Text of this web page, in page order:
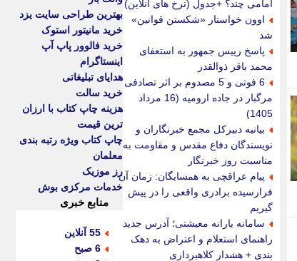
امامی چند؟ +جدول (نرخ های آنلاین)
اوون خواستار «شکستن قوانین»
شد
پاسخ رییس جمهور به استعفای
محمد باقر ذوالقدر
6 فوتی و 5 مصدوم بر اثر تصادفی
مرگبار در جاده ارومیه (16 مرداد
1405)
بیانیه دبیرکل مجمع خبرنگاران و
نویسندگان دفاع مقدس و مقاومت به
مناسبت روز خبرنگار
پیام عراقچی به همسایگان: زمان آن
فرارسیده برادری واقعی را در پیش
گیریم
سامانه یارانه معیشتی؛ آدرس جدید،
راهنمای استعلام و اعتراض به دهک
بندی + هشدار کلاهبرداری
بهترین طراحی سایت یزد
خرید مانیتور استوک
خرید فالوور پاپ آپ
اینستاگرام
هدایای تبلیغاتی
خرید سالت
هزینه چاپ کتاب با ارزان
ترین قیمت
چاپ کتاب ویژه رتبه بندی
معلمان
رز موزیک
خدمات مرکزی بوش
منابع خبری
55 آنلاین
6 صبح